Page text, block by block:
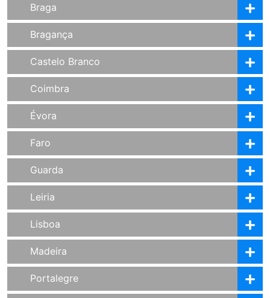
Braga
Bragança
Castelo Branco
Coimbra
Évora
Faro
Guarda
Leiria
Lisboa
Madeira
Portalegre